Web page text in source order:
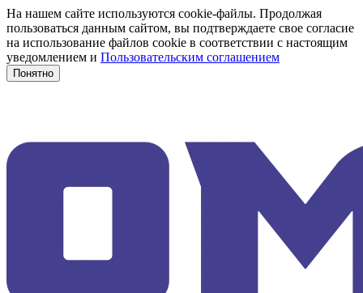
На нашем сайте используются cookie-файлы. Продолжая
пользоваться данным сайтом, вы подтверждаете свое согласие
на использование файлов cookie в соответствии с настоящим
уведомлением и Пользовательским соглашением
Понятно